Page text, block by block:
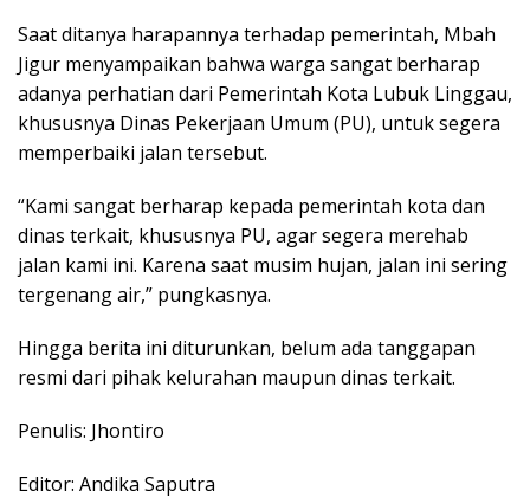
Saat ditanya harapannya terhadap pemerintah, Mbah
Jigur menyampaikan bahwa warga sangat berharap
adanya perhatian dari Pemerintah Kota Lubuk Linggau,
khususnya Dinas Pekerjaan Umum (PU), untuk segera
memperbaiki jalan tersebut.
“Kami sangat berharap kepada pemerintah kota dan
dinas terkait, khususnya PU, agar segera merehab
jalan kami ini. Karena saat musim hujan, jalan ini sering
tergenang air,” pungkasnya.
Hingga berita ini diturunkan, belum ada tanggapan
resmi dari pihak kelurahan maupun dinas terkait.
Penulis: Jhontiro
Editor: Andika Saputra